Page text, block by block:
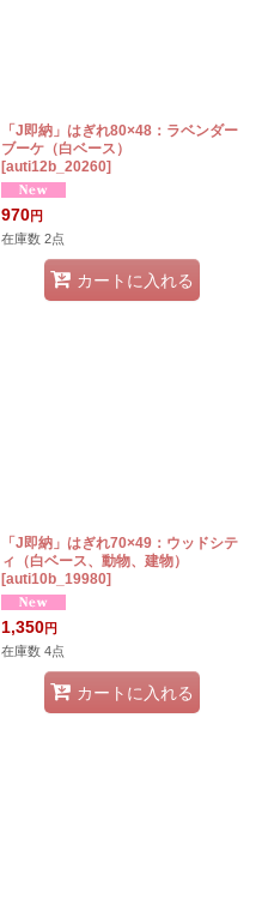
「J即納」はぎれ80×48：ラベンダー
ブーケ（白ベース）
[auti12b_20260]
970円
在庫数 2点
カートに入れる
「J即納」はぎれ70×49：ウッドシテ
ィ（白ベース、動物、建物）
[auti10b_19980]
1,350円
在庫数 4点
カートに入れる